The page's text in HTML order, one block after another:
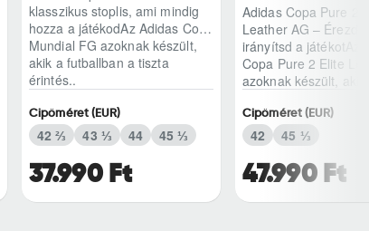
klasszikus stoplis, ami mindig
hozza a játékodAz Adidas Copa
Mundial FG azoknak készült,
akik a futballban a tiszta
érintés..
37.990 Ft
Cipőméret (EUR)
42 ⅔ 43 ⅓ 44 45 ⅓
Adidas Copa Pure 2
Leather AG – Érezd
irányítsd a játékotAz
Copa Pure 2 Elite
azoknak készült, akik
47.990 Ft
Cipőméret (EUR)
42 45 ⅓